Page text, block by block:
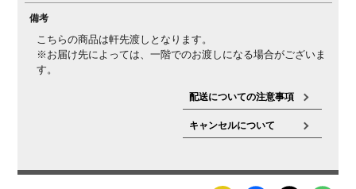
備考
こちらの商品は軒先渡しとなります。
※お届け先によっては、一階でのお渡しになる場合がございま
す。
配送についての注意事項
キャンセルについて